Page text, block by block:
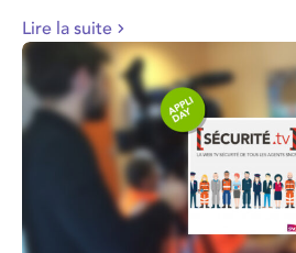
Lire la suite